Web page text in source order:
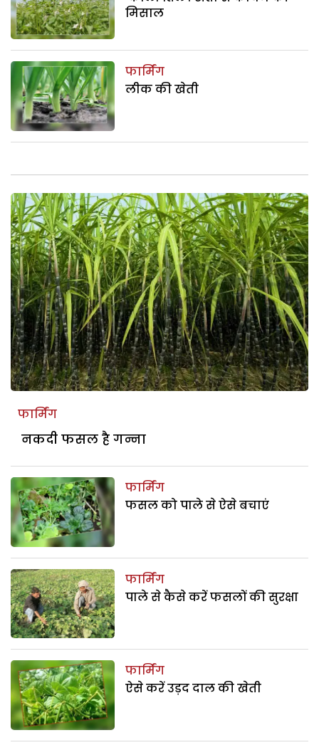
मिसाल
फार्मिंग
लीक की खेती
फार्मिंग
नकदी फसल है गन्ना
फार्मिंग
फसल को पाले से ऐसे बचाएं
फार्मिंग
पाले से कैसे करें फसलों की सुरक्षा
फार्मिंग
ऐसे करें उड़द दाल की खेती